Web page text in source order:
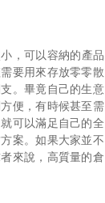
，可以容納的產品
要用來存放零零散
。畢竟自己的生意
便，有時候甚至需
可以滿足自己的全
案。如果大家並不
來說，高質量的倉